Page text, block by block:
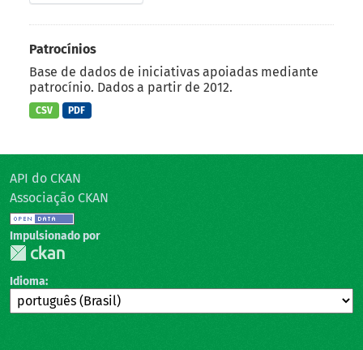
Patrocínios
Base de dados de iniciativas apoiadas mediante
patrocínio. Dados a partir de 2012.
CSV PDF
API do CKAN
Associação CKAN
Impulsionado por
Idioma